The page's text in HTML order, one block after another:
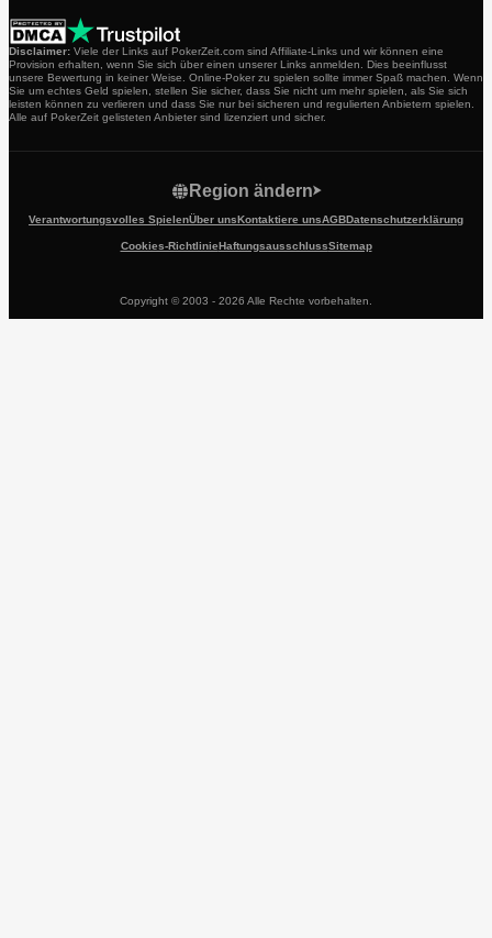
Disclaimer: Viele der Links auf PokerZeit.com sind Affiliate-Links und wir können eine
Provision erhalten, wenn Sie sich über einen unserer Links anmelden. Dies beeinflusst
unsere Bewertung in keiner Weise. Online-Poker zu spielen sollte immer Spaß machen. Wenn
Sie um echtes Geld spielen, stellen Sie sicher, dass Sie nicht um mehr spielen, als Sie sich
leisten können zu verlieren und dass Sie nur bei sicheren und regulierten Anbietern spielen.
Alle auf PokerZeit gelisteten Anbieter sind lizenziert und sicher.
Verantwortungsvolles SpielenÜber unsKontaktiere unsAGBDatenschutzerklärung
Cookies-RichtlinieHaftungsausschlussSitemap
Region ändern
Copyright © 2003 - 2026 Alle Rechte vorbehalten.